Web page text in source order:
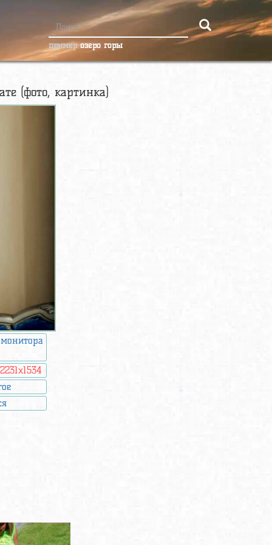
примерозеро горы
(фото, картинка)
2231x1534